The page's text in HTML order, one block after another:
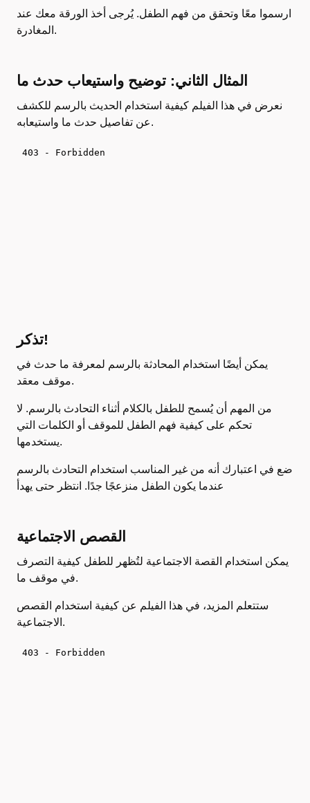
ارسموا معًا وتحقق من فهم الطفل. يُرجى أخذ الورقة معك عند
المغادرة.
المثال الثاني: توضيح واستيعاب حدث ما
نعرض في هذا الفيلم كيفية استخدام الحديث بالرسم للكشف
عن تفاصيل حدث ما واستيعابه.
تذكر!
يمكن أيضًا استخدام المحادثة بالرسم لمعرفة ما حدث في
موقف معقد.
من المهم أن يُسمح للطفل بالكلام أثناء التحادث بالرسم. لا
تحكم على كيفية فهم الطفل للموقف أو الكلمات التي
يستخدمها.
ضع في اعتبارك أنه من غير المناسب استخدام التحادث بالرسم
عندما يكون الطفل منزعجًا جدًا. انتظر حتى يهدأ
القصص الاجتماعية
يمكن استخدام القصة الاجتماعية لتُظهر للطفل كيفية التصرف
في موقف ما.
ستتعلم المزيد، في هذا الفيلم عن كيفية استخدام القصص
الاجتماعية.